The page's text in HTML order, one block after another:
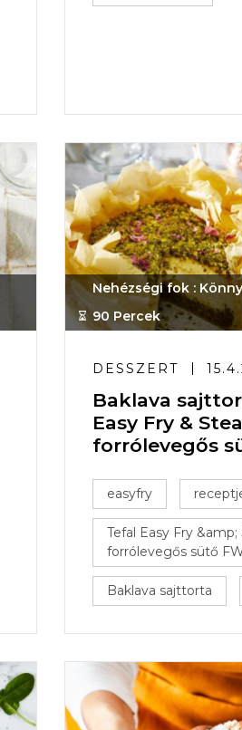
Nehézségi fok :
90 Percek
DESSZERT
Baklava
Easy Fry &
forrólevegős
easyfry
Tefal Easy Fry
forrólevegős sütő
Baklava sajttorta